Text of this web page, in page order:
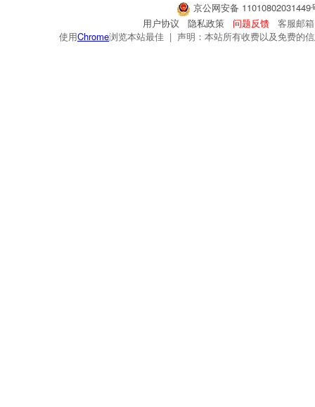
京公网安备
用户协议
隐私政策 问题反馈
客服邮
使用Chrome浏览本站最佳 | 声明：本站所有收费以及免费的